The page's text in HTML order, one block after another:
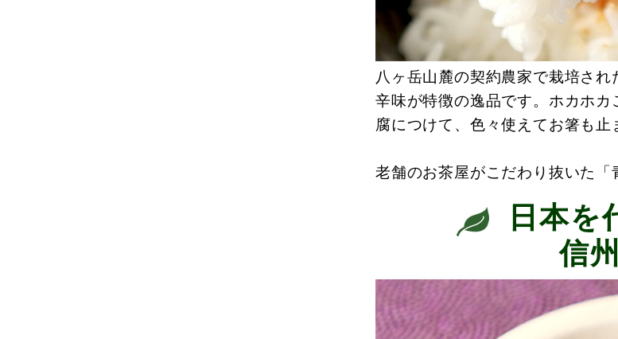
八ヶ岳山麓の契約農家で栽培さ
辛味が特徴の逸品です。ホカホ
腐につけて、色々使えてお箸も止
老舗のお茶屋がこだわり抜いた「
日本を
信